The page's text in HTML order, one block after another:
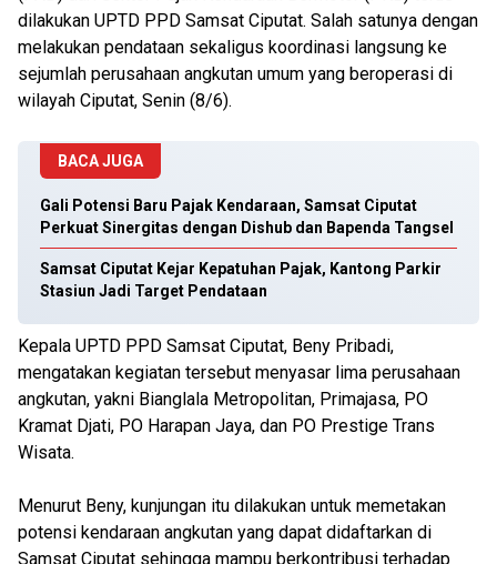
dilakukan UPTD PPD Samsat Ciputat. Salah satunya dengan
melakukan pendataan sekaligus koordinasi langsung ke
sejumlah perusahaan angkutan umum yang beroperasi di
wilayah Ciputat, Senin (8/6).
BACA JUGA
Gali Potensi Baru Pajak Kendaraan, Samsat Ciputat
Perkuat Sinergitas dengan Dishub dan Bapenda Tangsel
Samsat Ciputat Kejar Kepatuhan Pajak, Kantong Parkir
Stasiun Jadi Target Pendataan
Kepala UPTD PPD Samsat Ciputat, Beny Pribadi,
mengatakan kegiatan tersebut menyasar lima perusahaan
angkutan, yakni Bianglala Metropolitan, Primajasa, PO
Kramat Djati, PO Harapan Jaya, dan PO Prestige Trans
Wisata.
Menurut Beny, kunjungan itu dilakukan untuk memetakan
potensi kendaraan angkutan yang dapat didaftarkan di
Samsat Ciputat sehingga mampu berkontribusi terhadap